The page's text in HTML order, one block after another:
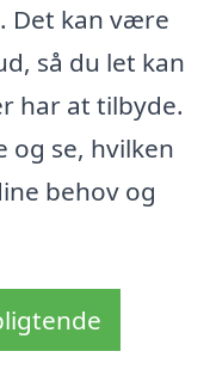
Det kan være
så du let kan
har at tilbyde.
og se, hvilken
behov og